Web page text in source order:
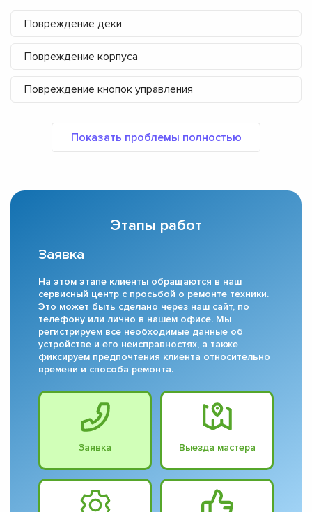
Повреждение деки
Повреждение корпуса
Повреждение кнопок управления
Этапы работ
Заявка
На этом этапе клиенты обращаются в наш
сервисный центр с просьбой о ремонте техники.
Это может быть сделано через наш сайт, по
телефону или лично в нашем офисе. Мы
регистрируем все необходимые данные об
устройстве и его неисправностях, а также
фиксируем предпочтения клиента относительно
времени и способа ремонта.
Заявка Выезда мастера